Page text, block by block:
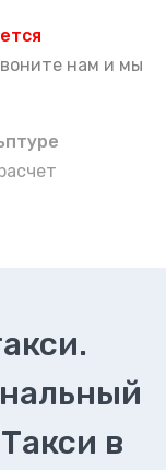
нам и мы
в